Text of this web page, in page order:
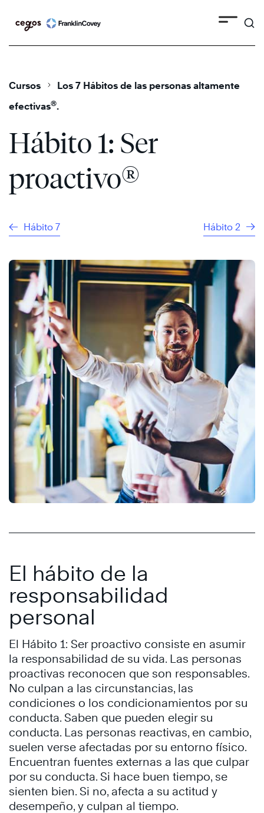
Cursos
Los 7 Hábitos de las personas altamente
efectivas®.
Hábito 1: Ser
proactivo®
Hábito 7 Hábito 2
El hábito de la
responsabilidad
personal
El Hábito 1: Ser proactivo consiste en asumir
la responsabilidad de su vida. Las personas
proactivas reconocen que son responsables.
No culpan a las circunstancias, las
condiciones o los condicionamientos por su
conducta. Saben que pueden elegir su
conducta. Las personas reactivas, en cambio,
suelen verse afectadas por su entorno físico.
Encuentran fuentes externas a las que culpar
por su conducta. Si hace buen tiempo, se
sienten bien. Si no, afecta a su actitud y
desempeño, y culpan al tiempo.